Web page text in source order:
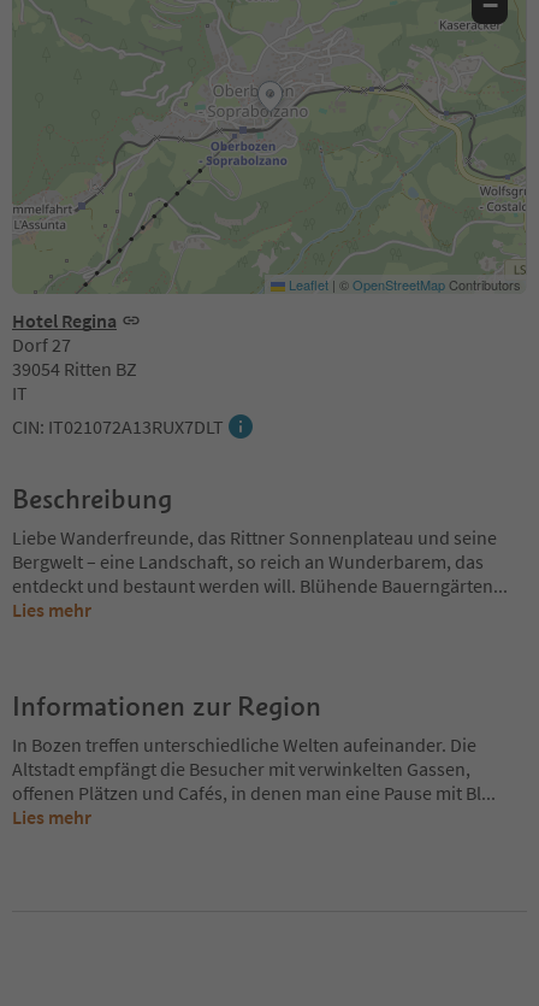
Hotel Regina
Dorf 27
39054 Ritten BZ
IT
CIN: IT021072A13RUX7DLT
Leaflet | ©OpenStreetMapContributors
Beschreibung
Liebe Wanderfreunde, das Rittner Sonnenplateau und seine
Bergwelt – eine Landschaft, so reich an Wunderbarem, das
entdeckt und bestaunt werden will. Blühende Bauerngärten...
Lies mehr
Informationen zur Region
In Bozen treffen unterschiedliche Welten aufeinander. Die
Altstadt empfängt die Besucher mit verwinkelten Gassen,
offenen Plätzen und Cafés, in denen man eine Pause mit Bl...
Lies mehr